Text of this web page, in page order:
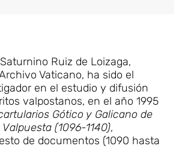
Ruiz de Loizaga,
Vaticano, ha sido el
en el estudio y difusión
valpostanos, en el año 1995
Gótico y Galicano de
(1096-1140),
de documentos (1090 hasta